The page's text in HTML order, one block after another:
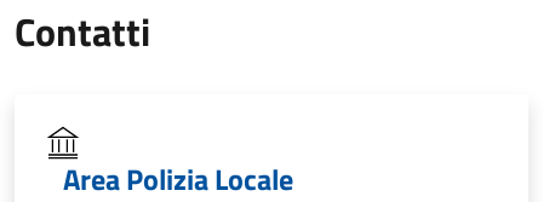
Contatti
Area Polizia Locale